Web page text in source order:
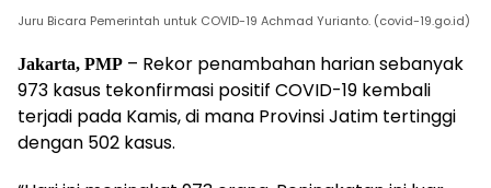
Juru Bicara Pemerintah untuk COVID-19 Achmad Yurianto. (covid-19.go.id)
Jakarta, PMP – Rekor penambahan harian sebanyak
973 kasus tekonfirmasi positif COVID-19 kembali
terjadi pada Kamis, di mana Provinsi Jatim tertinggi
dengan 502 kasus.